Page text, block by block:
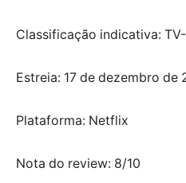
Classificação indicativa:
Estreia: 17 de dezembro de
Plataforma: Netflix
Nota do review: 8/10